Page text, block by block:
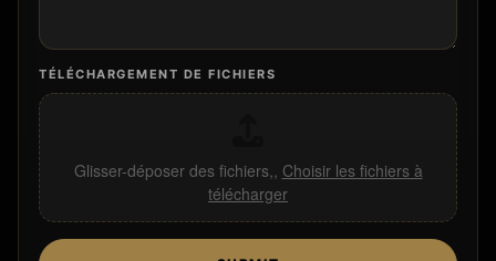
TÉLÉCHARGEMENT DE FICHIERS
Glisser-déposer des fichiers,,Choisir les fichiers à
télécharger